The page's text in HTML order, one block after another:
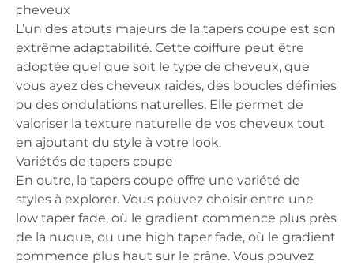
cheveux
L’un des atouts majeurs de la tapers coupe est son
extrême adaptabilité. Cette coiffure peut être
adoptée quel que soit le type de cheveux, que
vous ayez des cheveux raides, des boucles définies
ou des ondulations naturelles. Elle permet de
valoriser la texture naturelle de vos cheveux tout
en ajoutant du style à votre look.
Variétés de tapers coupe
En outre, la tapers coupe offre une variété de
styles à explorer. Vous pouvez choisir entre une
low taper fade, où le gradient commence plus près
de la nuque, ou une high taper fade, où le gradient
commence plus haut sur le crâne. Vous pouvez